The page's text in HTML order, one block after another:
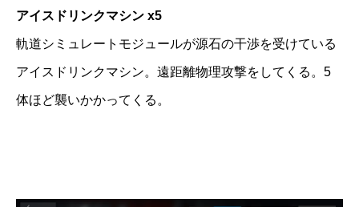
アイスドリンクマシン x5
軌道シミュレートモジュールが源石の干渉を受けている
アイスドリンクマシン。遠距離物理攻撃をしてくる。5
体ほど襲いかかってくる。